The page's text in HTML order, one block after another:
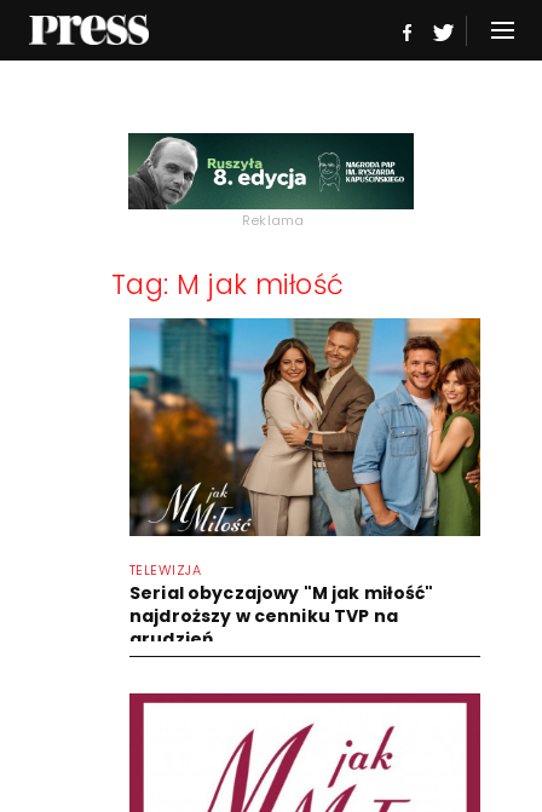
Reklama
Tag: M jak miłość
TELEWIZJA
Serial obyczajowy "M jak miłość"
najdroższy w cenniku TVP na
grudzień